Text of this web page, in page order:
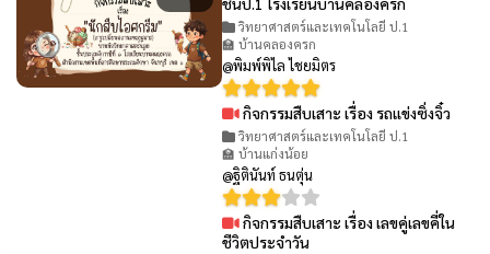
วิทยาศาสตร์และเทคโนโลยี ป.1
🏫 บ้านคลองครก
@พิมพ์พิไล ไชยมิตร
กิจกรรมสืบเสาะ เรื่อง รถแข่งซิ่งจิ๋ว
วิทยาศาสตร์และเทคโนโลยี ป.1
🏫 บ้านแก่งน้อย
@ฐิตินันท์ ธนตุ่น
กิจกรรมสืบเสาะ เรื่อง เลขคู่เลขคี่ใน
ชีวิตประจำวัน